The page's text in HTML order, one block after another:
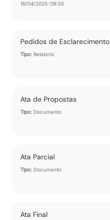
16/04/2025-09:50
Pedidos de Esclarecimento
Tipo: Relatorio
Ata de Propostas
Tipo: Documento
Ata Parcial
Tipo: Documento
Ata Final